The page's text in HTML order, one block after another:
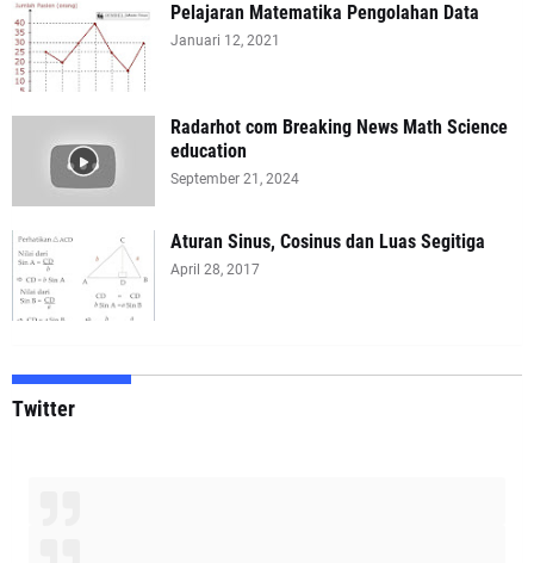
Pelajaran Matematika Pengolahan Data
Januari 12, 2021
Radarhot com Breaking News Math Science
education
September 21, 2024
Aturan Sinus, Cosinus dan Luas Segitiga
April 28, 2017
Twitter